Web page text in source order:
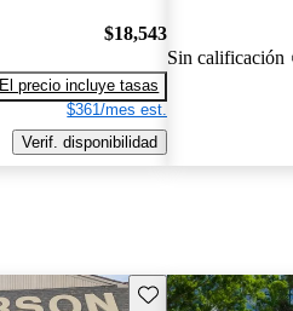
$18,543
El precio incluye tasas
$361/mes est.
Verif. disponibilidad
Sin calificación
Guarda este Aviso